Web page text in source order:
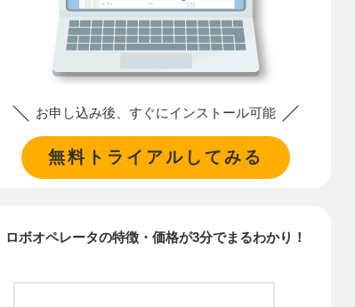
お申し込み後、すぐにインストール可能
無料トライアルしてみる
ロボオペレータの特徴・価格が3分でまるわかり！